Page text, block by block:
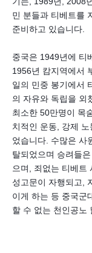
민 분들과 티베트를
준비하고 있습니다.
중국은 1949년에 티
1956년 캄지역에서
일의 민중 봉기에서
의 자유와 독립을 외
최소한 50만명이 목
치적인 운동, 강제
었습니다. 수많은 사
탈되었으며 승려들
으며, 죄없는 티베트
성고문이 자행되고,
이게 하는 등 중국군
할 수 없는 천인공노